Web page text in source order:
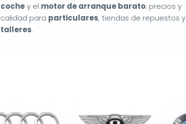
cochey el motor de arranque barato; precios y
calidad para particulares, tiendas de repuestos y
talleres.